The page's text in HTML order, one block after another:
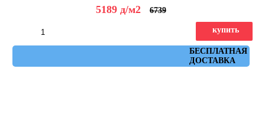
5189 д/м2 6739
БЕСПЛАТНАЯ
ДОСТАВКА
купить